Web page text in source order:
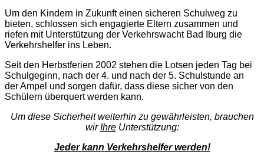
Um den Kindern in Zukunft einen sicheren Schulweg zu
bieten, schlossen sich engagierte Eltern zusammen und
riefen mit Unterstützung der Verkehrswacht Bad Iburg die
Verkehrshelfer ins Leben.
Seit den Herbstferien 2002 stehen die Lotsen jeden Tag bei
Schulgeginn, nach der 4. und nach der 5. Schulstunde an
der Ampel und sorgen dafür, dass diese sicher von den
Schülern überquert werden kann.
Um diese Sicherheit weiterhin zu gewährleisten, brauchen
wirIhreUnterstützung:
Jeder kann Verkehrshelfer werden!